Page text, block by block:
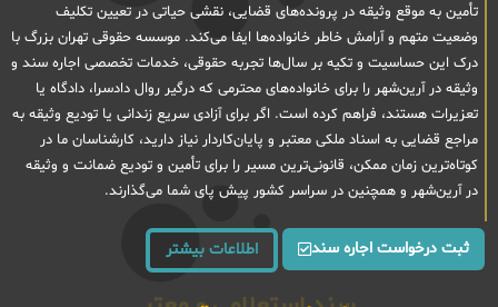
تأمین به موقع وثیقه در پرونده‌های قضایی، نقشی حیاتی در تعیین تکلیف
وضعیت متهم و آرامش خاطر خانواده‌ها ایفا می‌کند. موسسه حقوقی تهران بزرگ با
درک این حساسیت و تکیه بر سال‌ها تجربه حقوقی، خدمات تخصصی اجاره سند و
وثیقه در آرین‌شهر را برای خانواده‌های محترمی که درگیر روال دادسرا، دادگاه یا
تعزیرات هستند، فراهم کرده است. اگر برای آزادی سریع زندانی یا تودیع وثیقه به
مراجع قضایی به اسناد ملکی معتبر و پایان‌کاردار نیاز دارید، کارشناسان ما در
کوتاه‌ترین زمان ممکن، قانونی‌ترین مسیر را برای تأمین و تودیع ضمانت و وثیقه
در آرین‌شهر و همچنین در سراسر کشور پیش پای شما می‌گذارند.
ثبت درخواست اجاره سند اطلاعات بیشتر